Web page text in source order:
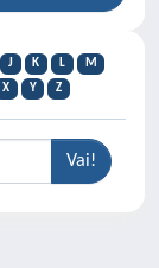
J K L
M
X Y Z